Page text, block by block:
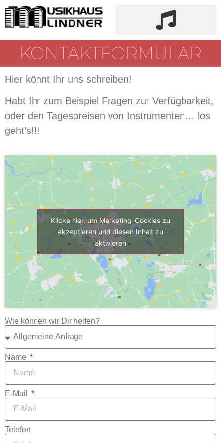
KONTAKTFORMULAR
Hier könnt Ihr uns schreiben!
Habt Ihr zum Beispiel Fragen zur Verfügbarkeit,
oder den Tagespreisen von Instrumenten… los
geht’s!!!
Klicke hier, um Marketing-Cookies zu
akzeptieren und diesen Inhalt zu
aktivieren
Wie können wir Dir helfen?
Name
E-Mail
Telefon